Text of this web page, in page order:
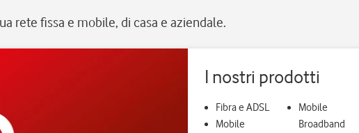
rete fissa e mobile, di casa e aziendale.
I nostri prodotti
Fibra e ADSL
Mobile
Mobile
Broadband